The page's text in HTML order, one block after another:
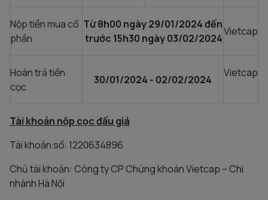
Nộp tiền mua cổ
phần
Từ 8h00 ngày 29/01/2024 đến
trước 15h30 ngày 03/02/2024
Vietcap
Hoàn trả tiền
cọc
30/01/2024 - 02/02/2024
Vietcap
Tài khoản nộp cọc đấu giá
Tài khoản số: 1220634896
Chủ tài khoản: Công ty CP Chứng khoán Vietcap – Chi
nhánh Hà Nội